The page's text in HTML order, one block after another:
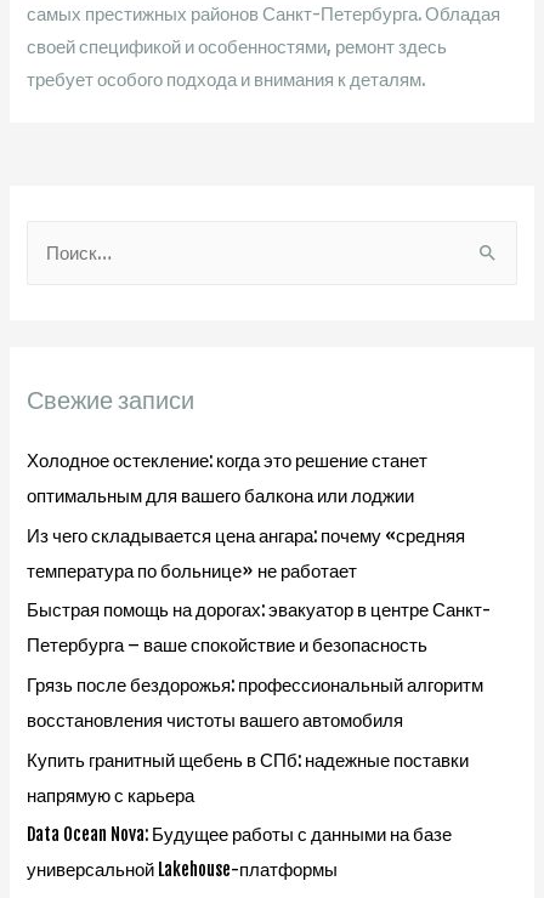
самых престижных районов Санкт-Петербурга. Обладая
своей спецификой и особенностями, ремонт здесь
требует особого подхода и внимания к деталям.
:Свежие записи
Холодное остекление: когда это решение станет
оптимальным для вашего балкона или лоджии
Из чего складывается цена ангара: почему «средняя
температура по больнице» не работает
Быстрая помощь на дорогах: эвакуатор в центре Санкт-
Петербурга – ваше спокойствие и безопасность
Грязь после бездорожья: профессиональный алгоритм
восстановления чистоты вашего автомобиля
Купить гранитный щебень в СПб: надежные поставки
напрямую с карьера
Data Ocean Nova: Будущее работы с данными на базе
универсальной Lakehouse-платформы